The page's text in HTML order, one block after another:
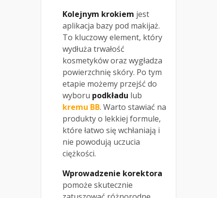
Kolejnym krokiem jest
aplikacja bazy pod makijaż.
To kluczowy element, który
wydłuża trwałość
kosmetyków oraz wygładza
powierzchnię skóry. Po tym
etapie możemy przejść do
wyboru podkładu lub
kremu BB. Warto stawiać na
produkty o lekkiej formule,
które łatwo się wchłaniają i
nie powodują uczucia
ciężkości.
Wprowadzenie korektora
pomoże skutecznie